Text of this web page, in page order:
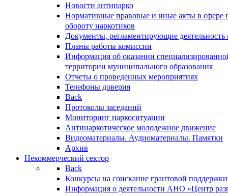
Новости антинарко
Нормативные правовые и иные акты в сфере
обороту наркотиков
Документы, регламентирующие деятельность
Планы работы комиссии
Информация об оказании
территории муниципального образования
Отчеты о проведенных мероприятиях
Телефоны доверия
Back
Протоколы заседаний
Мониторинг наркоситуации
Антинаркотическое молодежное движение
Видеоматериалы. Аудиоматериалы. Памятки
Архив
Некоммерческий сектор
Back
Конкурсы на соискание грантовой поддержки
Информация о деятельности АНО «Центр